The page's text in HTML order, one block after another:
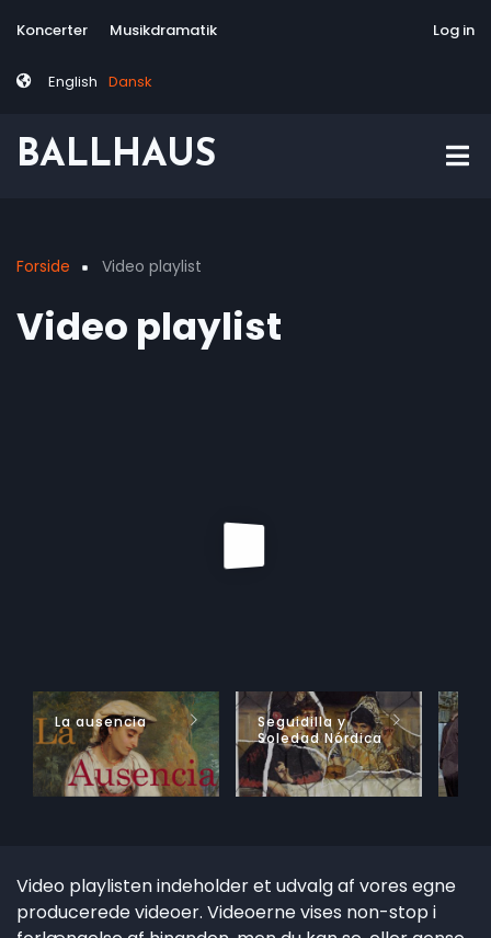
to
content
Tag
Koncerter Musikdramatik Via Artis
English Dansk
Log in
BALLHAUS
Breadcrumb
Forside Video playlist
Video playlist
La ausencia
Seguidilla y
Soledad Nórdica
Video playlisten indeholder et udvalg af vores egne
producerede videoer. Videoerne vises non-stop i